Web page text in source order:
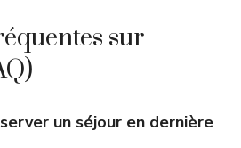
sur
un séjour en dernière